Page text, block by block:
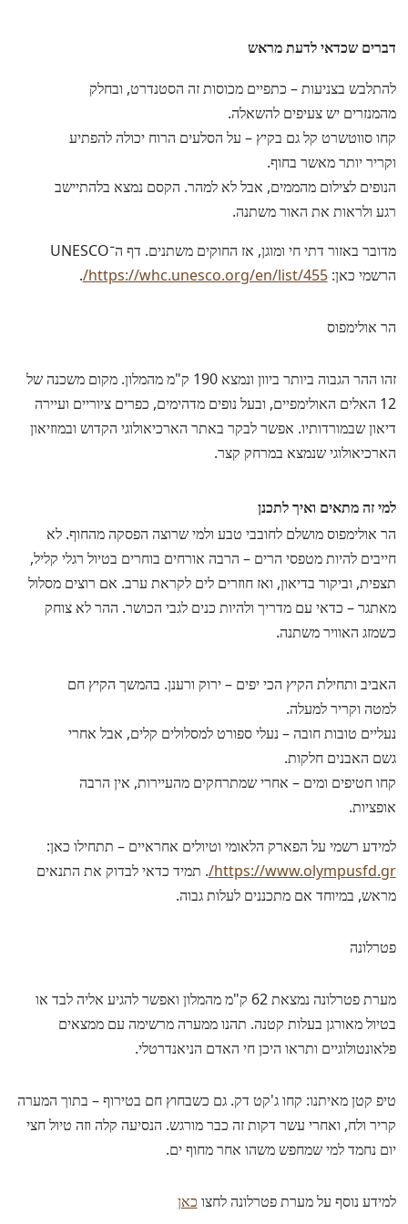
דברים שכדאי לדעת מראש
להתלבש בצניעות – כתפיים מכוסות זה הסטנדרט, ובחלק
מהמנזרים יש צעיפים להשאלה.
קחו סווטשרט קל גם בקיץ – על הסלעים הרוח יכולה להפתיע
וקריר יותר מאשר בחוף.
הנופים לצילום מהממים, אבל לא למהר. הקסם נמצא בלהתיישב
רגע ולראות את האור משתנה.
מדובר באזור דתי חי ומוגן, אז החוקים משתנים. דף ה־UNESCO
הרשמי כאן:https://whc.unesco.org/en/list/455/
.
הר אולימפוס
זהו ההר הגבוה ביותר ביוון ונמצא 190 ק"מ מהמלון. מקום משכנה של
12 האלים האולימפיים, ובעל נופים מדהימים, כפרים ציוריים ועיירה
דיאון שבמורדותיו. אפשר לבקר באתר הארכיאולוגי הקדוש ובמוזיאון
הארכיאולוגי שנמצא במרחק קצר.
למי זה מתאים ואיך לתכנן
הר אולימפוס מושלם לחובבי טבע ולמי שרוצה הפסקה מהחוף. לא
חייבים להיות מטפסי הרים – הרבה אורחים בוחרים בטיול רגלי קליל,
תצפית, וביקור בדיאון, ואז חוזרים לים לקראת ערב. אם רוצים מסלול
מאתגר – כדאי עם מדריך ולהיות כנים לגבי הכושר. ההר לא צוחק
כשמזג האוויר משתנה.
האביב ותחילת הקיץ הכי יפים – ירוק ורענן. בהמשך הקיץ חם
למטה וקריר למעלה.
נעליים טובות חובה – נעלי ספורט למסלולים קלים, אבל אחרי
גשם האבנים חלקות.
קחו חטיפים ומים – אחרי שמתרחקים מהעיירות, אין הרבה
אופציות.
למידע רשמי על הפארק הלאומי וטיולים אחראיים – תתחילו כאן:
https://www.olympusfd.gr/ . תמיד כדאי לבדוק את התנאים
מראש, במיוחד אם מתכננים לעלות גבוה.
פטרלונה
מערת פטרלונה נמצאת 62 ק"מ מהמלון ואפשר להגיע אליה לבד או
בטיול מאורגן בעלות קטנה. תהנו ממערה מרשימה עם ממצאים
פלאונטולוגיים ותראו היכן חי האדם הניאנדרטלי.
טיפ קטן מאיתנו: קחו ג'קט דק. גם כשבחוץ חם בטירוף – בתוך המערה
קריר ולח, ואחרי עשר דקות זה כבר מורגש. הנסיעה קלה וזה טיול חצי
יום נחמד למי שמחפש משהו אחר מחוף ים.
למידע נוסף על מערת פטרלונה לחצו כאן